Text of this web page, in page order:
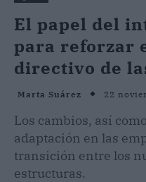
El papel del
para reforzar
directivo de
Marta Suárez 22
Los cambios, así
adaptación en las
transición entre los
estructuras.